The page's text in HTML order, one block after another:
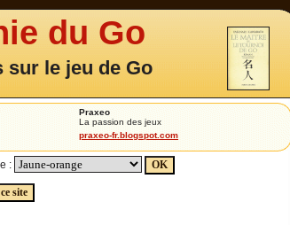
du Go
sur le jeu de Go
Praxeo
La passion des jeux
praxeo-fr.blogspot.com
: